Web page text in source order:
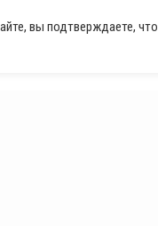
вы подтверждаете, что